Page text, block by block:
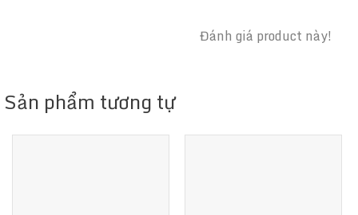
Đánh giá product này!
Sản phẩm tương tự